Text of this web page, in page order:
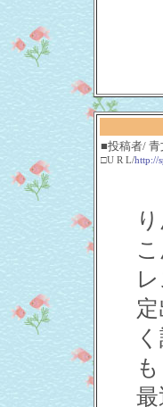
■投稿者/ 青
□U R L/http://